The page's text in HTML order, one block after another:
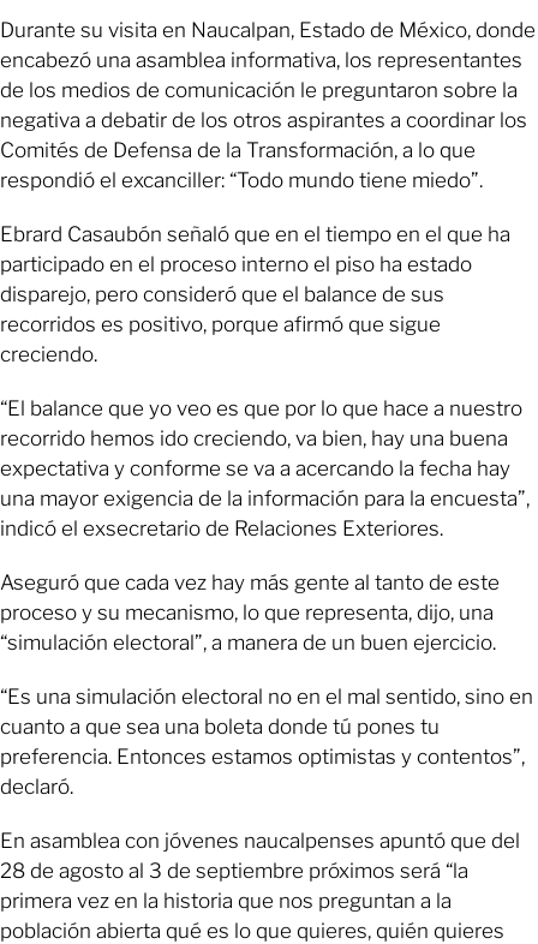
Durante su visita en Naucalpan, Estado de México, donde
encabezó una asamblea informativa, los representantes
de los medios de comunicación le preguntaron sobre la
negativa a debatir de los otros aspirantes a coordinar los
Comités de Defensa de la Transformación, a lo que
respondió el excanciller: “Todo mundo tiene miedo”.
Ebrard Casaubón señaló que en el tiempo en el que ha
participado en el proceso interno el piso ha estado
disparejo, pero consideró que el balance de sus
recorridos es positivo, porque afirmó que sigue
creciendo.
“El balance que yo veo es que por lo que hace a nuestro
recorrido hemos ido creciendo, va bien, hay una buena
expectativa y conforme se va a acercando la fecha hay
una mayor exigencia de la información para la encuesta”,
indicó el exsecretario de Relaciones Exteriores.
Aseguró que cada vez hay más gente al tanto de este
proceso y su mecanismo, lo que representa, dijo, una
“simulación electoral”, a manera de un buen ejercicio.
“Es una simulación electoral no en el mal sentido, sino en
cuanto a que sea una boleta donde tú pones tu
preferencia. Entonces estamos optimistas y contentos”,
declaró.
En asamblea con jóvenes naucalpenses apuntó que del
28 de agosto al 3 de septiembre próximos será “la
primera vez en la historia que nos preguntan a la
población abierta qué es lo que quieres, quién quieres